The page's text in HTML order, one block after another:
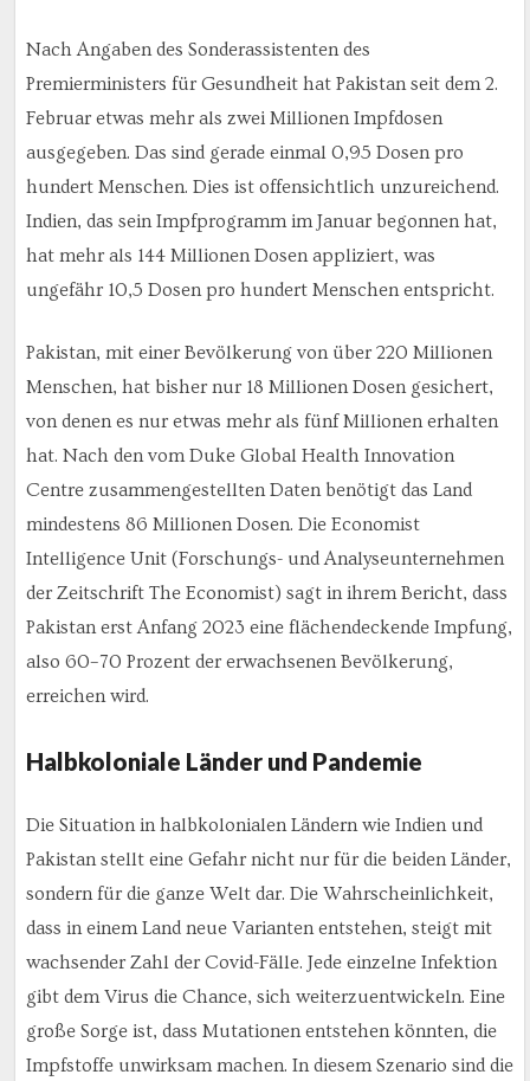
Nach Angaben des Sonderassistenten des
Premierministers für Gesundheit hat Pakistan seit dem 2.
Februar etwas mehr als zwei Millionen Impfdosen
ausgegeben. Das sind gerade einmal 0,95 Dosen pro
hundert Menschen. Dies ist offensichtlich unzureichend.
Indien, das sein Impfprogramm im Januar begonnen hat,
hat mehr als 144 Millionen Dosen appliziert, was
ungefähr 10,5 Dosen pro hundert Menschen entspricht.
Pakistan, mit einer Bevölkerung von über 220 Millionen
Menschen, hat bisher nur 18 Millionen Dosen gesichert,
von denen es nur etwas mehr als fünf Millionen erhalten
hat. Nach den vom Duke Global Health Innovation
Centre zusammengestellten Daten benötigt das Land
mindestens 86 Millionen Dosen. Die Economist
Intelligence Unit (Forschungs- und Analyseunternehmen
der Zeitschrift The Economist) sagt in ihrem Bericht, dass
Pakistan erst Anfang 2023 eine flächendeckende Impfung,
also 60–70 Prozent der erwachsenen Bevölkerung,
erreichen wird.
Halbkoloniale Länder und Pandemie
Die Situation in halbkolonialen Ländern wie Indien und
Pakistan stellt eine Gefahr nicht nur für die beiden Länder,
sondern für die ganze Welt dar. Die Wahrscheinlichkeit,
dass in einem Land neue Varianten entstehen, steigt mit
wachsender Zahl der Covid-Fälle. Jede einzelne Infektion
gibt dem Virus die Chance, sich weiterzuentwickeln. Eine
große Sorge ist, dass Mutationen entstehen könnten, die
Impfstoffe unwirksam machen. In diesem Szenario sind die